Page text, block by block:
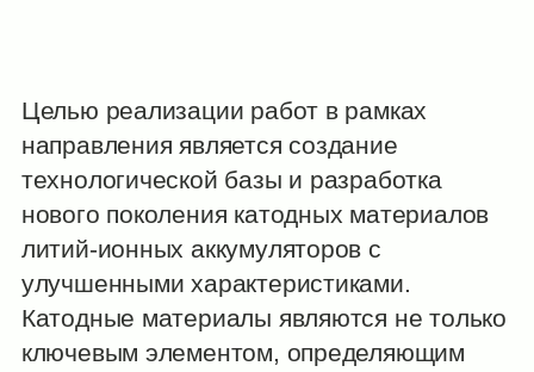
Целью реализации работ в рамках
направления является создание
технологической базы и разработка
нового поколения катодных материалов
литий-ионных аккумуляторов с
улучшенными характеристиками.
Катодные материалы являются не только
ключевым элементом, определяющим